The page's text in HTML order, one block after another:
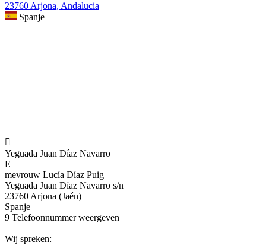
23760 Arjona, Andalucia
Spanje

Yeguada Juan Díaz Navarro
E
mevrouw Lucía Díaz Puig
Yeguada Juan Díaz Navarro s/n
23760 Arjona (Jaén)
Spanje
9 Telefoonnummer weergeven
Wij spreken: